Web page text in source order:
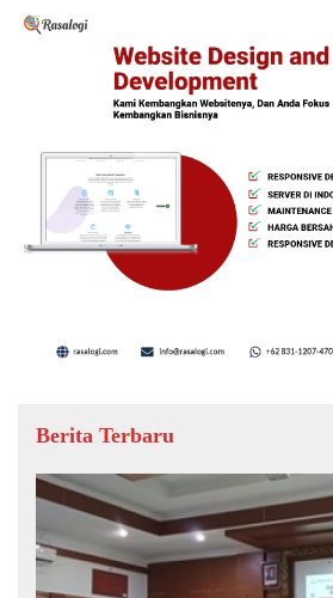
Berita Terbaru